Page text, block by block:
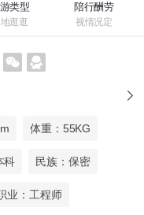
类型
逛逛
陪行酬劳
视情况定
体重：55KG
科 民族：保密
业：工程师